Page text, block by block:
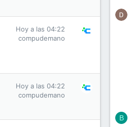
Hoy a las 04:22
compudemano
Hoy a las 04:22
compudemano
B